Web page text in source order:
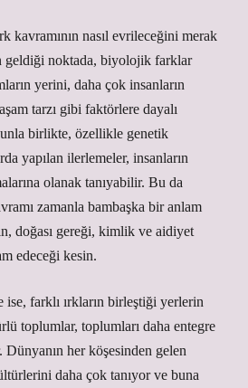
kavramının nasıl evrileceğini merak
geldiği noktada, biyolojik farklar
yerini, daha çok insanların
tarzı gibi faktörlere dayalı
birlikte, özellikle genetik
yapılan ilerlemeler, insanların
olanak tanıyabilir. Bu da
zamanla bambaşka bir anlam
doğası gereği, kimlik ve aidiyet
edeceği kesin.
farklı ırkların birleştiği yerlerin
toplumlar, toplumları daha entegre
Dünyanın her köşesinden gelen
daha çok tanıyor ve buna